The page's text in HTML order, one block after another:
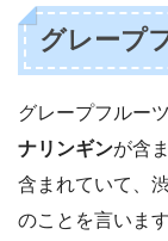
グレープ
グレープフルー
ナリンギンが含
含まれていて、
のことを言います